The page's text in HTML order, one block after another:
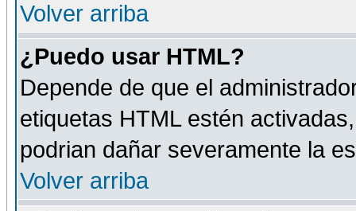
Volver arriba
¿Puedo usar HTML?
Depende de que el
etiquetas HTML estén
podrian dañar severamente la
Volver arriba